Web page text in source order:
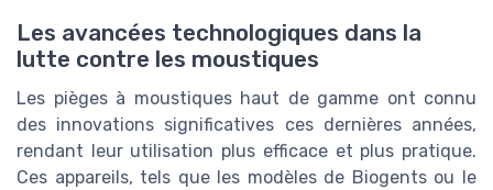
Les avancées technologiques dans la
lutte contre les moustiques
Les pièges à moustiques haut de gamme ont connu
des innovations significatives ces dernières années,
rendant leur utilisation plus efficace et plus pratique.
Ces appareils, tels que les modèles de Biogents ou le